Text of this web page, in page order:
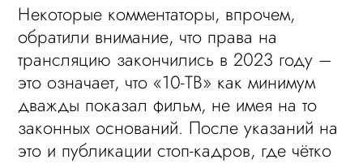
Некоторые комментаторы, впрочем,
обратили внимание, что права на
трансляцию закончились в 2023 году –
это означает, что «10-ТВ» как минимум
дважды показал фильм, не имея на то
законных оснований. После указаний на
это и публикации стоп-кадров, где чётко